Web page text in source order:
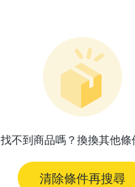
找不到商品嗎？換換其他條
清除條件再搜尋